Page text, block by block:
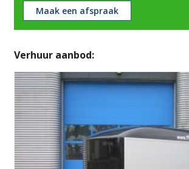
Maak een afspraak
Verhuur aanbod: